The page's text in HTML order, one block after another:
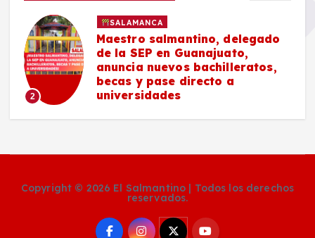
2
SALAMANCA
Maestro salmantino, delegado
de la SEP en Guanajuato,
anuncia nuevos bachilleratos,
becas y pase directo a
universidades
Copyright © 2026 El Salmantino | Todos los derechos
reservados.